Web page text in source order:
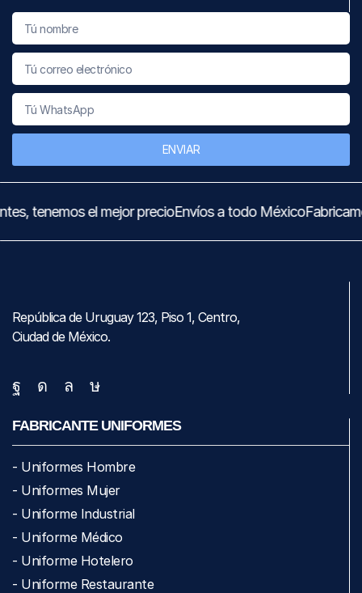
ENVIAR
tenemos el mejor precioEnvíos a todo México
República de Uruguay 123, Piso 1, Centro,
Ciudad de México.
FABRICANTE UNIFORMES
- Uniformes Hombre
- Uniformes Mujer
- Uniforme Industrial
- Uniforme Médico
- Uniforme Hotelero
- Uniforme Restaurante